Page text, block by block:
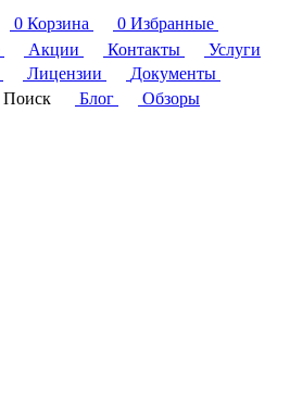
0 Корзина 0 Избранные
Акции Контакты
Услуги
Лицензии
Документы
Поиск Блог
Обзоры